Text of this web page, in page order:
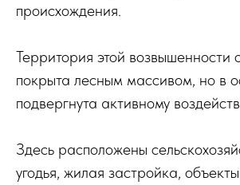
происхождения.
Территория этой возвышенности
покрыта лесным массивом, но в
подвергнута активному
Здесь расположены
угодья, жилая застройка, объекты